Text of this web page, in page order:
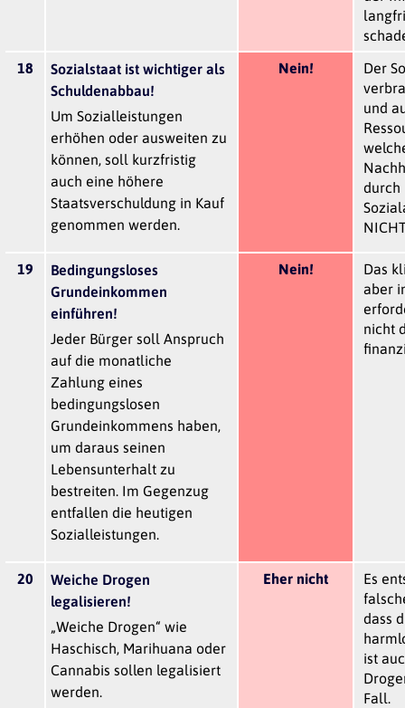
18
Sozialstaat ist wichtiger als
Schuldenabbau!
Um Sozialleistungen
erhöhen oder ausweiten zu
können, soll kurzfristig
auch eine höhere
Staatsverschuldung in Kauf
genommen werden.
Nein!
Der
und
durch
19
Bedingungsloses
Grundeinkommen
einführen!
Jeder Bürger soll Anspruch
auf die monatliche
Zahlung eines
bedingungslosen
Grundeinkommens haben,
um daraus seinen
Lebensunterhalt zu
bestreiten. Im Gegenzug
entfallen die heutigen
Sozialleistungen.
Nein!
Das
aber
nicht
20
Weiche Drogen
legalisieren!
„Weiche Drogen“ wie
Haschisch, Marihuana oder
Cannabis sollen legalisiert
werden.
Eher nicht
Es
dass
ist
Fall.